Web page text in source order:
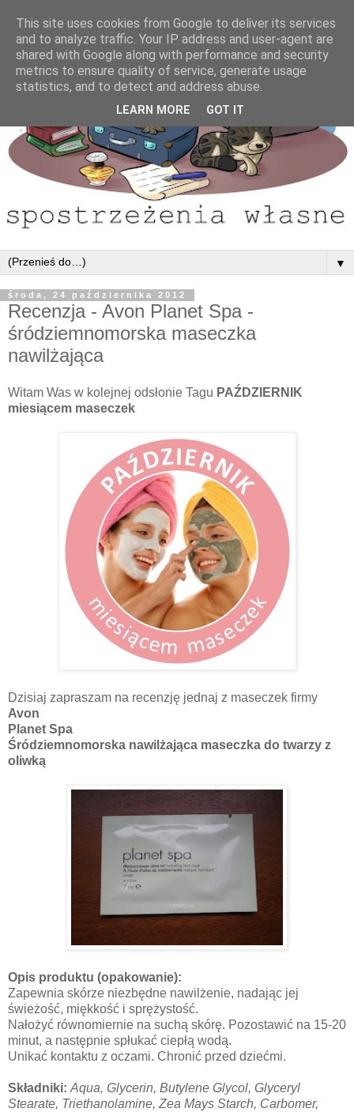
▼
środa, 24 października 2012
Recenzja - Avon Planet Spa -
śródziemnomorska maseczka
nawilżająca
Witam Was w kolejnej odsłonie Tagu PAŹDZIERNIK
miesiącem maseczek
Dzisiaj zapraszam na recenzję jednaj z maseczek firmy
Avon
Planet Spa
Śródziemnomorska nawilżająca maseczka do twarzy z
oliwką
Opis produktu (opakowanie):
Zapewnia skórze niezbędne nawilżenie, nadając jej
świeżość, miękkość i sprężystość.
Nałożyć równomiernie na suchą skórę. Pozostawić na 15-20
minut, a następnie spłukać ciepłą wodą.
Unikać kontaktu z oczami. Chronić przed dziećmi.
Składniki: Aqua, Glycerin, Butylene Glycol, Glyceryl
Stearate, Triethanolamine, Zea Mays Starch, Carbomer,
This site uses cookies from Google to deliver its services
and to analyze traffic. Your IP address and user-agent are
shared with Google along with performance and security
metrics to ensure quality of service, generate usage
statistics, and to detect and address abuse.
LEARN MORE GOT IT